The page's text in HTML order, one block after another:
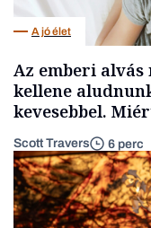
A jó élet
Az emberi alvás
kellene
kevesebbel.
Scott Travers 6 perc